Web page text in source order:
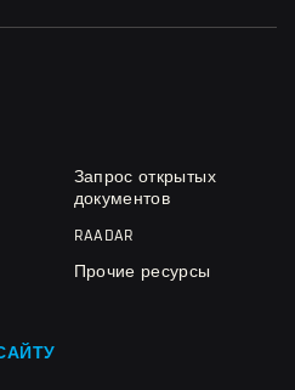
Запрос открытых
документов
RAADAR
Прочие ресурсы